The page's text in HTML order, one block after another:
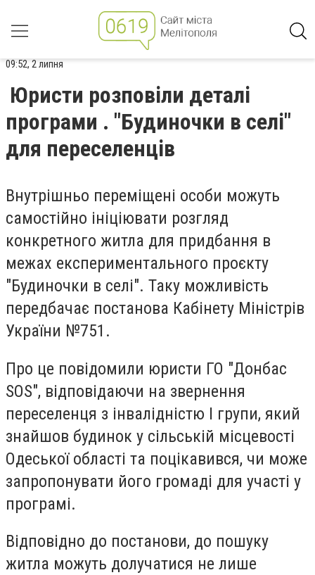
09:52, 2 липня
Юристи розповіли деталі
програми . "Будиночки в селі"
для переселенців
Внутрішньо переміщені особи можуть
самостійно ініціювати розгляд
конкретного житла для придбання в
межах експериментального проєкту
"Будиночки в селі". Таку можливість
передбачає постанова Кабінету Міністрів
України №751.
Про це повідомили юристи ГО "Донбас
SOS", відповідаючи на звернення
переселенця з інвалідністю І групи, який
знайшов будинок у сільській місцевості
Одеської області та поцікавився, чи може
запропонувати його громаді для участі у
програмі.
Відповідно до постанови, до пошуку
житла можуть долучатися не лише